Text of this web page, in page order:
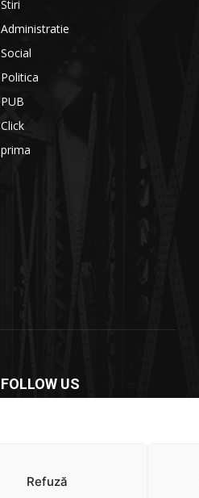
Refuză
Stiri
Administratie
Social
Politica
PUB
Click
prima
FOLLOW US